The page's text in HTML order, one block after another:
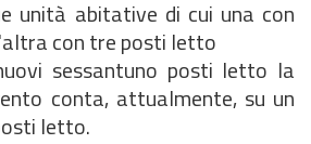
unità abitative di cui una con
con tre posti letto
sessantuno posti letto la
conta, attualmente, su un
letto.